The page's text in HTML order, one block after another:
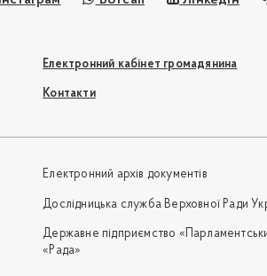
Електронний кабінет громадянина
Контакти
Електронний архів документів
Дослідницька служба Верховної Ради
Державне підприємство
«Рада»